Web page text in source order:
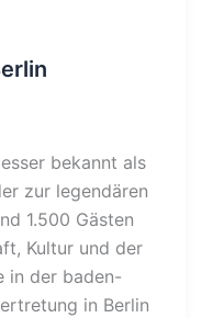
bekannt als
zur legendären
1.500 Gästen
Kultur und der
in der baden-
in Berlin